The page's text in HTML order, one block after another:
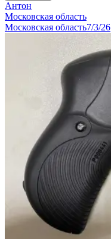
Антон
Московская область
Московская область7/3/26